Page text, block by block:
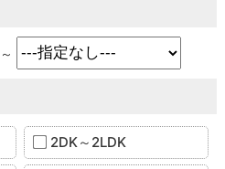
～
2DK～2LDK